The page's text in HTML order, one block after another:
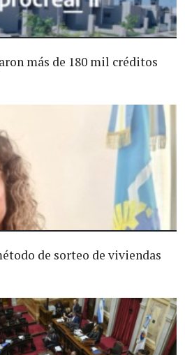
más de 180 mil créditos
de sorteo de viviendas